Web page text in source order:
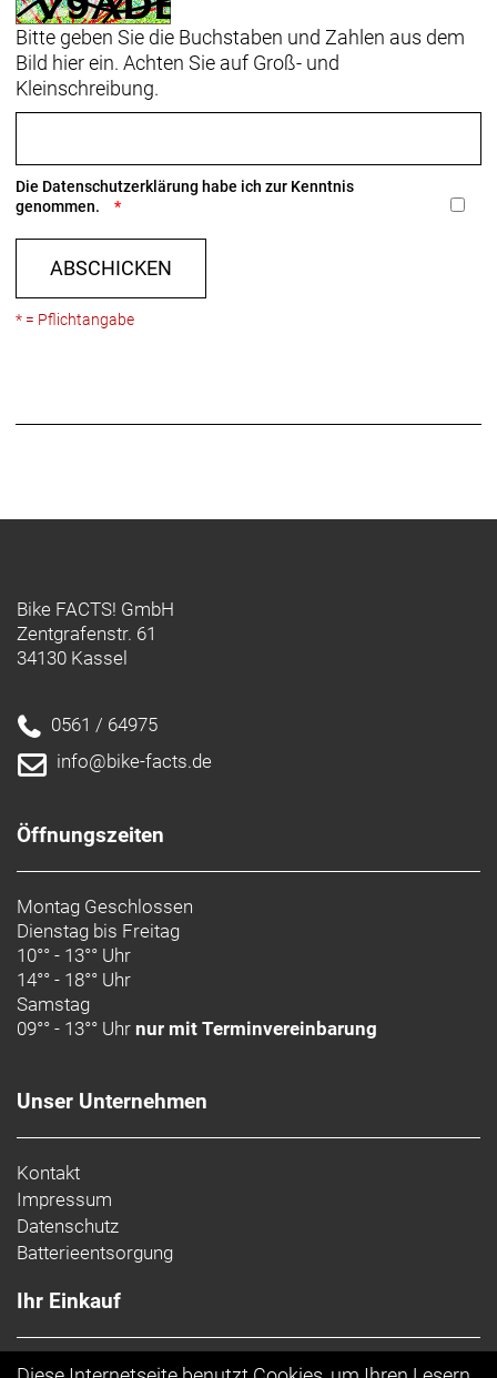
Bitte geben Sie die Buchstaben und Zahlen aus dem
Bild hier ein. Achten Sie auf Groß- und
Kleinschreibung.
Die Datenschutzerklärung habe ich zur Kenntnis
genommen.
ABSCHICKEN
* = Pflichtangabe
Bike FACTS! GmbH
Zentgrafenstr. 61
34130 Kassel
0561 / 64975
info@bike-facts.de
Öffnungszeiten
Montag Geschlossen
Dienstag bis Freitag
10°° - 13°° Uhr
14°° - 18°° Uhr
Samstag
09°° - 13°° Uhr nur mit Terminvereinbarung
Unser Unternehmen
Kontakt
Impressum
Datenschutz
Batterieentsorgung
Ihr Einkauf
AGB